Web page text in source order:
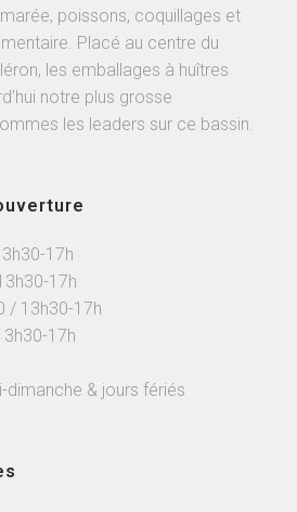
poissons, coquillages et
Placé au centre du
les emballages à huîtres
notre plus grosse
les leaders sur ce bassin.
17h
17h
/ 13h30-17h
17h
dimanche & jours fériés